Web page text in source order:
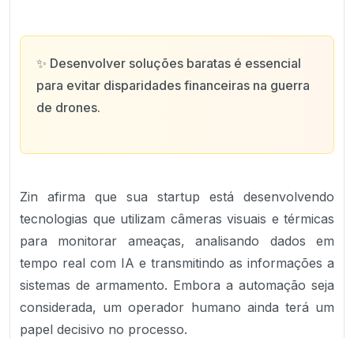
✨ Desenvolver soluções baratas é essencial
para evitar disparidades financeiras na guerra
de drones.
Zin afirma que sua startup está desenvolvendo
tecnologias que utilizam câmeras visuais e térmicas
para monitorar ameaças, analisando dados em
tempo real com IA e transmitindo as informações a
sistemas de armamento. Embora a automação seja
considerada, um operador humano ainda terá um
papel decisivo no processo.